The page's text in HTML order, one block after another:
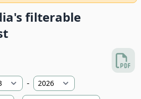
filterable
-